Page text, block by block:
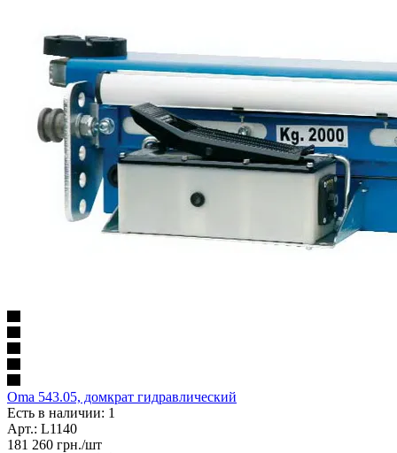
Oma 543.05, домкрат гидравлический
Есть в наличии: 1
Арт.: L1140
181 260 грн./шт